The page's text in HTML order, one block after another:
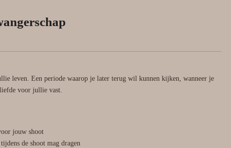
leven. Een periode waarop je later terug wil kunnen kijken, wanneer je
voor jullie vast.
jouw shoot
de shoot mag dragen